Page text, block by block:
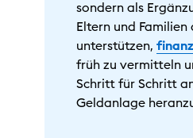
sondern als
Eltern und Familien
unterstützen,
früh zu vermitteln
Schritt für Schritt
Geldanlage